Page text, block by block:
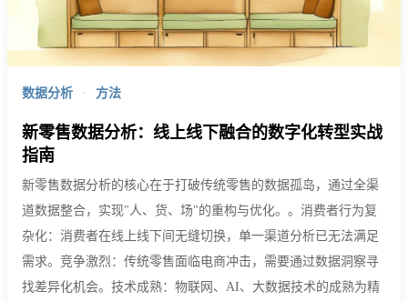
数据分析 · 方法
新零售数据分析：线上线下融合的数字化转型实战
指南
新零售数据分析的核心在于打破传统零售的数据孤岛，通过全渠
道数据整合，实现"人、货、场"的重构与优化。。消费者行为复
杂化：消费者在线上线下间无缝切换，单一渠道分析已无法满足
需求。竞争激烈：传统零售面临电商冲击，需要通过数据洞察寻
找差异化机会。技术成熟：物联网、AI、大数据技术的成熟为精